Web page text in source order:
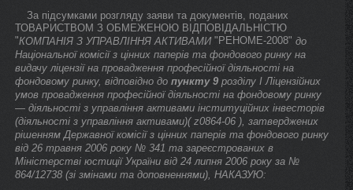
За підсумками розгляду заяви та документів, поданих
ТОВАРИСТВОМ З ОБМЕЖЕНОЮ ВІДПОВІДАЛЬНІСТЮ
"КОМПАНІЯ З УПРАВЛІННЯ АКТИВАМИ "РЕНОМЕ-2008" до
Національної комісії з цінних паперів та фондового ринку на
видачу ліцензії на провадження професійної діяльності на
фондовому ринку, відповідно до пункту 9 розділу I Ліцензійних
умов провадження професійної діяльності на фондовому ринку
— діяльності з управління активами інституційних інвесторів
(діяльності з управління активами)( z0864-06 ), затверджених
рішенням Державної комісії з цінних паперів та фондового ринку
від 26 травня 2006 року № 341 та зареєстрованих в
Міністерстві юстиції України від 24 липня 2006 року за №
864/12738 (зі змінами та доповненнями), НАКАЗУЮ: